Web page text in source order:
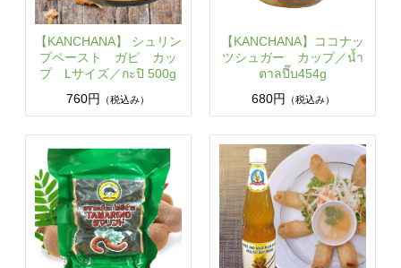
【KANCHANA】 シュリン
プペースト ガピ カッ
プ Lサイズ／กะปิ 500g
760円
（税込み）
【KANCHANA】ココナッ
ツシュガー カップ／น้ำ
ตาลปี๊บ454g
680円 （税込み）